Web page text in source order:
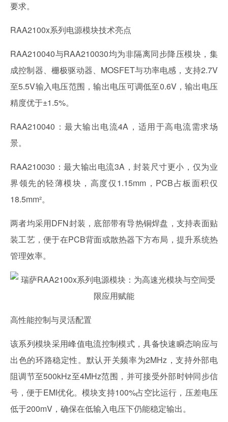
要求。
RAA2100x系列电源模块技术亮点
RAA210040与RAA210030均为非隔离同步降压模块，集
成控制器、栅极驱动器、MOSFET与功率电感，支持2.7V
至5.5V输入电压范围，输出电压可调低至0.6V，输出电压
精度优于±1.5%。
RAA210040：最大输出电流4A，适用于高电流需求场
景。
RAA210030：最大输出电流3A，封装尺寸更小，仅为业
界领先的轻薄模块，高度仅1.15mm，PCB占板面积仅
18.5mm²。
两者均采用DFN封装，底部带有导热铜焊盘，支持表面贴
装工艺，便于在PCB背面或散热器下方布局，提升系统热
管理效率。
高性能控制与灵活配置
该系列模块采用峰值电流控制模式，具备快速瞬态响应与
出色的环路稳定性。默认开关频率为2MHz，支持外部电
阻调节至500kHz至4MHz范围，并可接受外部时钟同步信
号，便于EMI优化。模块支持100%占空比运行，压差电压
低于200mV，确保在低输入电压下仍能稳定输出。